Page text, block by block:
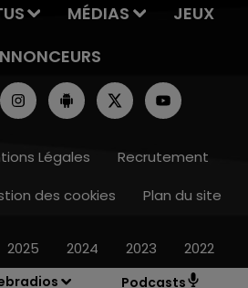
Podcasts
MÉDIAS
JEUX
Légales
Recrutement
des cookies Plan du site
2025 2024 2023 2022